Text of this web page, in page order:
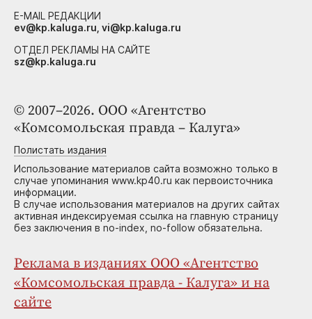
© 2007–2026. ООО «Агентство
«Комсомольская правда – Калуга»
Полистать издания
Использование материалов сайта возможно только в
случае упоминания www.kp40.ru как первоисточника
информации.
В случае использования материалов на других сайтах
активная индексируемая ссылка на главную страницу
без заключения в no-index, no-follow обязательна.
Реклама в изданиях ООО «Агентство
«Комсомольская правда - Калуга» и на
сайте
E-MAIL РЕДАКЦИИ
ev@kp.kaluga.ru, vi@kp.kaluga.ru
ОТДЕЛ РЕКЛАМЫ НА САЙТЕ
sz@kp.kaluga.ru